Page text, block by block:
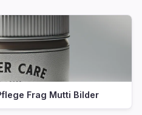
Frag Mutti Bilder